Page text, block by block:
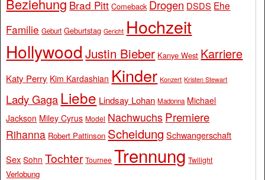
Beziehung Brad Pitt Comeback Drogen DSDS Ehe
Familie Geburt Geburtstag Gericht Hochzeit
Hollywood Justin Bieber Kanye West Karriere
Katy Perry Kim Kardashian Kinder Konzert Kristen Stewart
Lady Gaga Liebe Lindsay Lohan Madonna Michael
Jackson Miley Cyrus Model Nachwuchs Premiere
Rihanna Robert Pattinson Scheidung Schwangerschaft
Sex Sohn Tochter Tournee Trennung Twilight
Verlobung